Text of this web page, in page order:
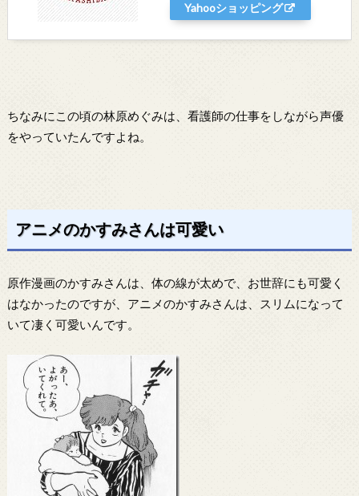
Yahooショッピング
ちなみにこの頃の林原めぐみは、看護師の仕事をしながら声優
をやっていたんですよね。
アニメのかすみさんは可愛い
原作漫画のかすみさんは、体の線が太めで、お世辞にも可愛く
はなかったのですが、アニメのかすみさんは、スリムになって
いて凄く可愛いんです。